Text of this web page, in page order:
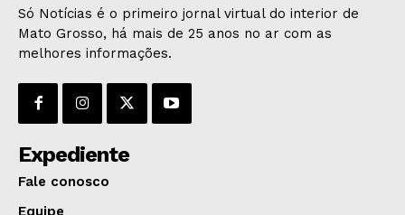
SAÚDE
AGRONOTÍCIAS
Só Notícias é o primeiro jornal virtual do interior de
Mato Grosso, há mais de 25 anos no ar com as
melhores informações.
Expediente
Fale conosco
Equipe